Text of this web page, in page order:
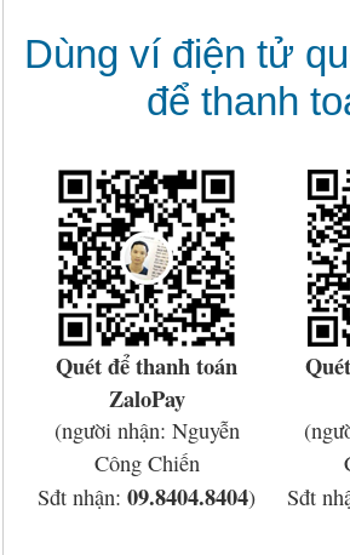
Dùng ví điện tử
để thanh
Quét để thanh toán
ZaloPay
(người nhận: Nguyễn
Công Chiến
Sđt nhận: 09.8404.8404)
Sđt